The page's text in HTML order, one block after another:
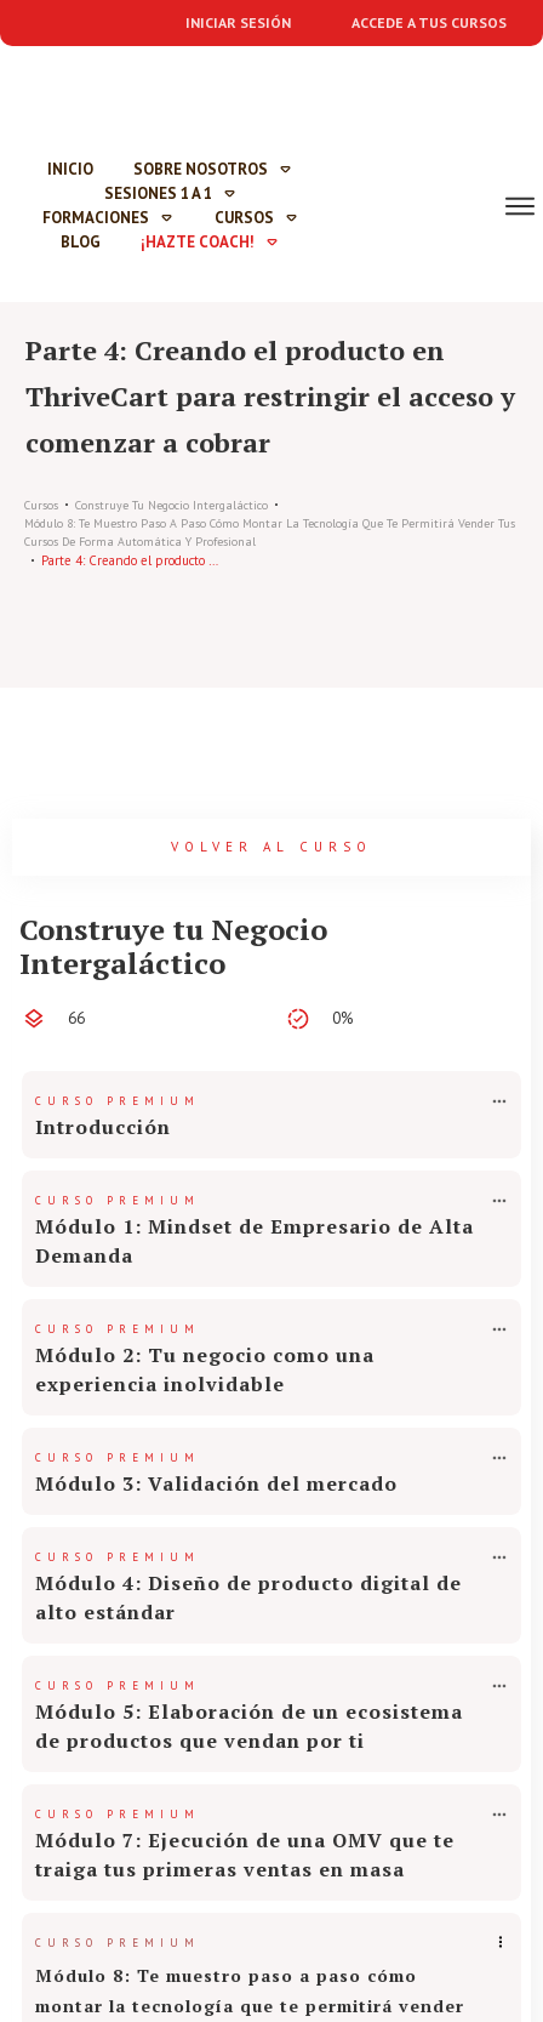
INICIAR SESIÓN ACCEDE A TUS CURSOS
INICIO
SOBRE NOSOTROS
SESIONES 1 A 1
FORMACIONES
CURSOS
BLOG
¡HAZTE COACH!
Parte 4: Creando el producto en
ThriveCart para restringir el acceso y
comenzar a cobrar
Cursos
Construye Tu Negocio Intergaláctico
Módulo 8: Te Muestro Paso A Paso Cómo Montar La Tecnología Que Te Permitirá Vender Tus
Cursos De Forma Automática Y Profesional
VOLVER AL CURSO
Construye tu Negocio
Intergaláctico
66 0%
CURSO PREMIUM
Introducción
CURSO PREMIUM
Módulo 1: Mindset de Empresario de Alta
Demanda
CURSO PREMIUM
Módulo 2: Tu negocio como una
experiencia inolvidable
CURSO PREMIUM
Módulo 3: Validación del mercado
CURSO PREMIUM
Módulo 4: Diseño de producto digital de
alto estándar
CURSO PREMIUM
Módulo 5: Elaboración de un ecosistema
de productos que vendan por ti
CURSO PREMIUM
Módulo 7: Ejecución de una OMV que te
traiga tus primeras ventas en masa
CURSO PREMIUM
Módulo 8: Te muestro paso a paso cómo
montar la tecnología que te permitirá vender